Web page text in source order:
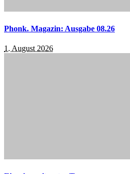
Phonk. Magazin: Ausgabe 08.26
1. August 2026